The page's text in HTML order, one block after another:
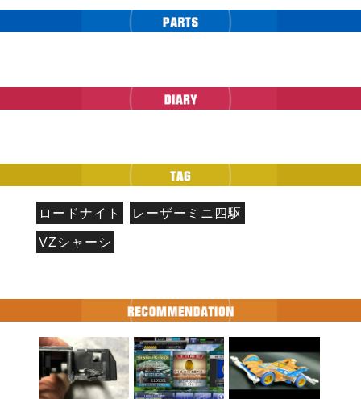
ロードナイト レーザーミニ四駆
VZシャーシ